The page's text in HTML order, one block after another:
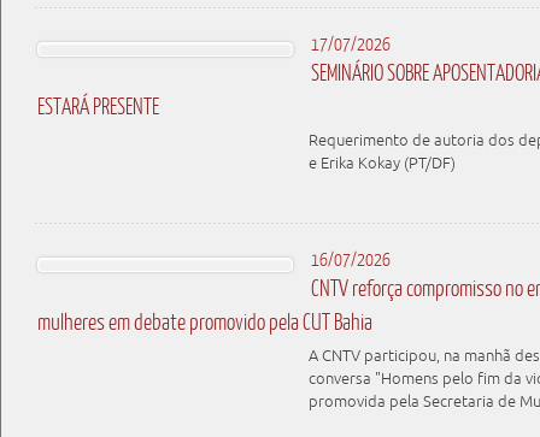
17/07/2026
SEMINÁRIO SOBRE
ESTARÁ PRESENTE
Requerimento de autoria dos
e Erika Kokay (PT/DF)
16/07/2026
CNTV reforça compromisso no
mulheres em debate promovido pela CUT Bahia
A CNTV participou, na manhã
conversa "Homens pelo fim da
promovida pela Secretaria de